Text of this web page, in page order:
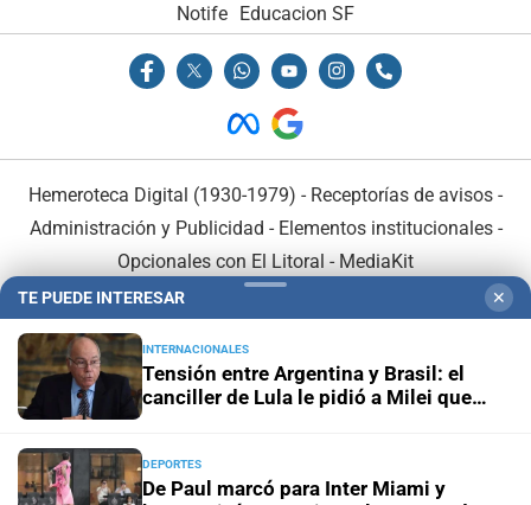
Notife Educacion SF
Hemeroteca Digital (1930-1979) - Receptorías de avisos -
Administración y Publicidad - Elementos institucionales-
Opcionales con El Litoral - MediaKit
En Asociación con:
TE PUEDE INTERESAR ✕
INTERNACIONALES
Tensión entre Argentina y Brasil: el
canciller de Lula le pidió a Milei que
DEPORTES
De Paul marcó para Inter Miami y